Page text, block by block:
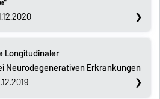
Longitudinaler
Neurodegenerativen Erkrankungen